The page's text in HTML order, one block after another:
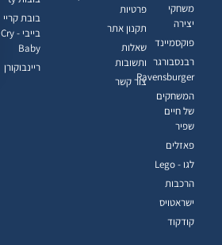
בובת קריי
בייבי - Cry
Baby
ריינבוקורן
משחקי
יצירה
פוקסמיינד
רבנסבורגר
Ravensburger
המשחקים
של חיים
שפיר
פאזלים
לגו - Lego
הרכבות
ישראטויס
קודקוד
פרטיות
תקנון אתר
שאלות
ותשובות
צור קשר